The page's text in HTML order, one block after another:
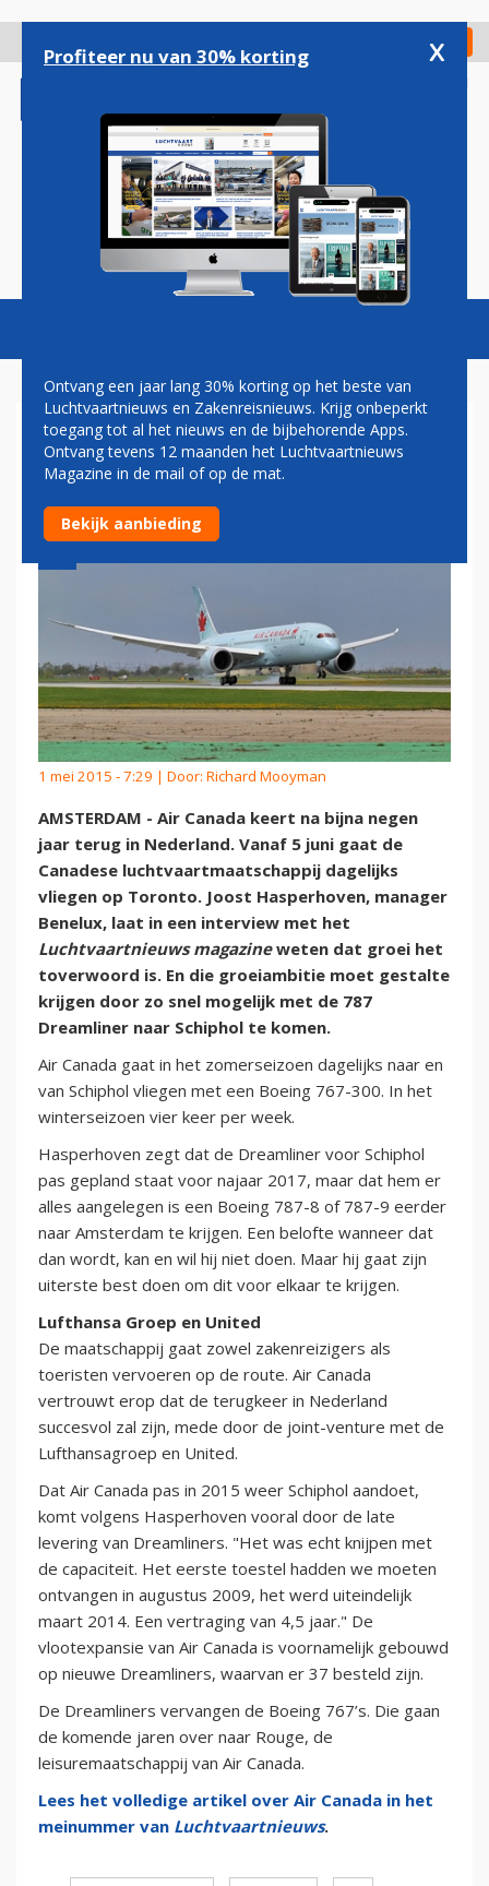
gaan
Check in
Magazine Podcasts Vacatures
AIR CANADA ZET IN OP
SNELLE GROEI OP SCHIPHOL
1 mei 2015 - 7:29 | Door: Richard Mooyman
AMSTERDAM - Air Canada keert na bijna negen
jaar terug in Nederland. Vanaf 5 juni gaat de
Canadese luchtvaartmaatschappij dagelijks
vliegen op Toronto. Joost Hasperhoven, manager
Benelux, laat in een interview met het
Luchtvaartnieuws magazineweten dat groei het
toverwoord is. En die groeiambitie moet gestalte
krijgen door zo snel mogelijk met de 787
Dreamliner naar Schiphol te komen.
Air Canada gaat in het zomerseizoen dagelijks naar en
van Schiphol vliegen met een Boeing 767-300. In het
winterseizoen vier keer per week.
Hasperhoven zegt dat de Dreamliner voor Schiphol
pas gepland staat voor najaar 2017, maar dat hem er
alles aangelegen is een Boeing 787-8 of 787-9 eerder
naar Amsterdam te krijgen. Een belofte wanneer dat
dan wordt, kan en wil hij niet doen. Maar hij gaat zijn
uiterste best doen om dit voor elkaar te krijgen.
Lufthansa Groep en United
De maatschappij gaat zowel zakenreizigers als
toeristen vervoeren op de route. Air Canada
vertrouwt erop dat de terugkeer in Nederland
succesvol zal zijn, mede door de joint-venture met de
Lufthansagroep en United.
Dat Air Canada pas in 2015 weer Schiphol aandoet,
komt volgens Hasperhoven vooral door de late
levering van Dreamliners. "Het was echt knijpen met
de capaciteit. Het eerste toestel hadden we moeten
ontvangen in augustus 2009, het werd uiteindelijk
maart 2014. Een vertraging van 4,5 jaar." De
vlootexpansie van Air Canada is voornamelijk gebouwd
op nieuwe Dreamliners, waarvan er 37 besteld zijn.
De Dreamliners vervangen de Boeing 767’s. Die gaan
de komende jaren over naar Rouge, de
leisuremaatschappij van Air Canada.
Lees het volledige artikel over Air Canada in het
meinummer van Luchtvaartnieuws.
Profiteer nu van 30% korting x
Ontvang een jaar lang 30% korting op het beste van
Luchtvaartnieuws en Zakenreisnieuws. Krijg onbeperkt
toegang tot al het nieuws en de bijbehorende Apps.
Ontvang tevens 12 maanden het Luchtvaartnieuws
Magazine in de mail of op de mat.
Bekijk aanbieding